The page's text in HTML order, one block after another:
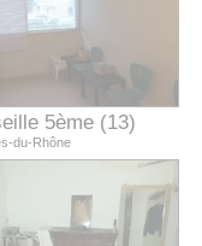
5ème (13)
du-Rhône